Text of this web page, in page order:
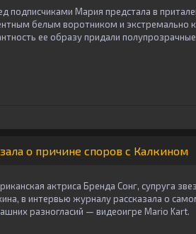
подписчиками Мария предстала в
белым воротником и экстремально
ее образу придали
о причине споров с Калкином
актриса Бренда Сонг, супруга
в интервью журналу рассказала о
разногласий — видеоигре Mario Kart.